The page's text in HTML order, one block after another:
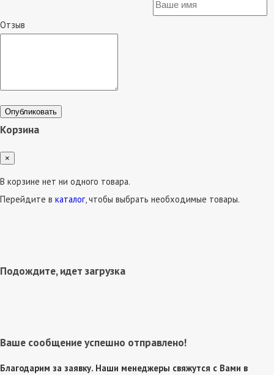
Отзыв
Опубликовать
Корзина
×
В корзине нет ни одного товара.
Перейдите в каталог, чтобы выбрать необходимые товары.
Подождите, идет загрузка
Ваше сообщение успешно отправлено!
Благодарим за заявку. Наши менеджеры свяжутся с Вами в